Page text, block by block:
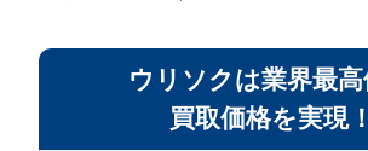
ウリソクは業界最
買取価格を実現！